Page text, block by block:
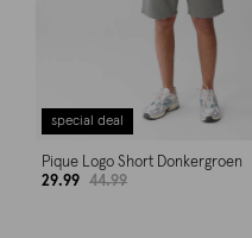
special deal
Pique Logo Short Donkergroen
29.99
44.99